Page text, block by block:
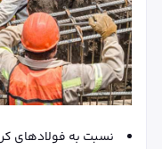
نسبت به فولادهای